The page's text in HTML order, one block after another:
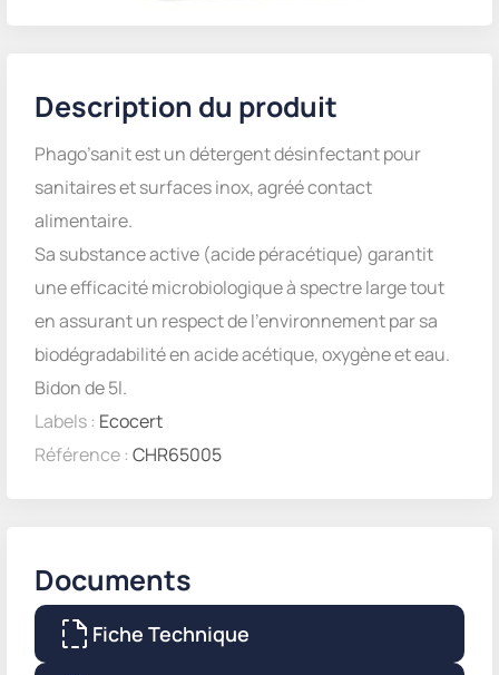
Description du produit
Phago’sanit est un détergent désinfectant pour
sanitaires et surfaces inox, agréé contact
alimentaire.
Sa substance active (acide péracétique) garantit
une efficacité microbiologique à spectre large tout
en assurant un respect de l’environnement par sa
biodégradabilité en acide acétique, oxygène et eau.
Bidon de 5l.
Labels : Ecocert
Référence : CHR65005
Documents
Fiche Technique